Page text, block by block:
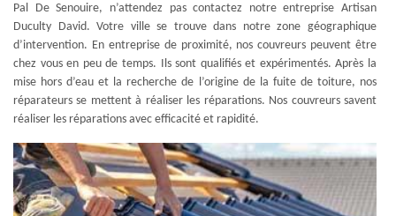
Pal De Senouire, n’attendez pas contactez notre entreprise Artisan
Duculty David. Votre ville se trouve dans notre zone géographique
d’intervention. En entreprise de proximité, nos couvreurs peuvent être
chez vous en peu de temps. Ils sont qualifiés et expérimentés. Après la
mise hors d’eau et la recherche de l’origine de la fuite de toiture, nos
réparateurs se mettent à réaliser les réparations. Nos couvreurs savent
réaliser les réparations avec efficacité et rapidité.